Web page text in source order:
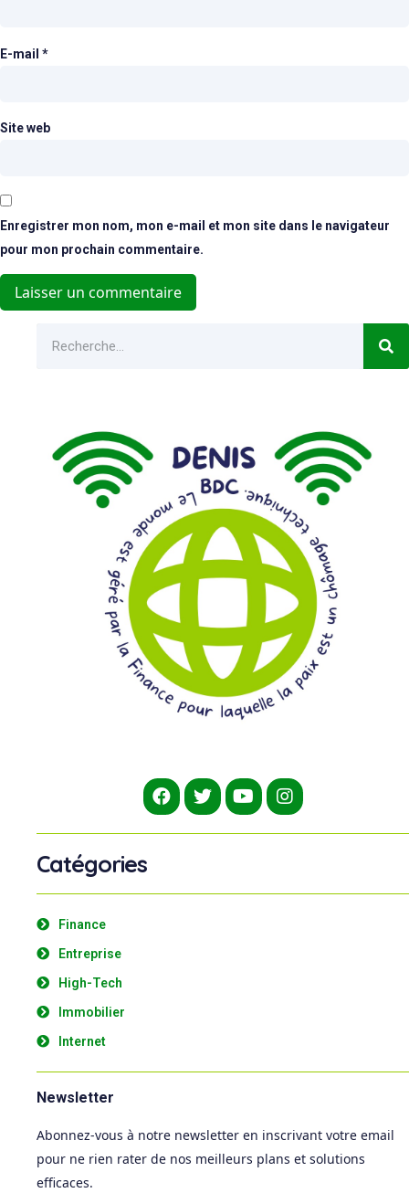
E-mail *
Site web
Enregistrer mon nom, mon e-mail et mon site dans le navigateur
pour mon prochain commentaire.
Catégories
Finance
Entreprise
High-Tech
Immobilier
Internet
Newsletter
Abonnez-vous à notre newsletter en inscrivant votre email
pour ne rien rater de nos meilleurs plans et solutions
efficaces.